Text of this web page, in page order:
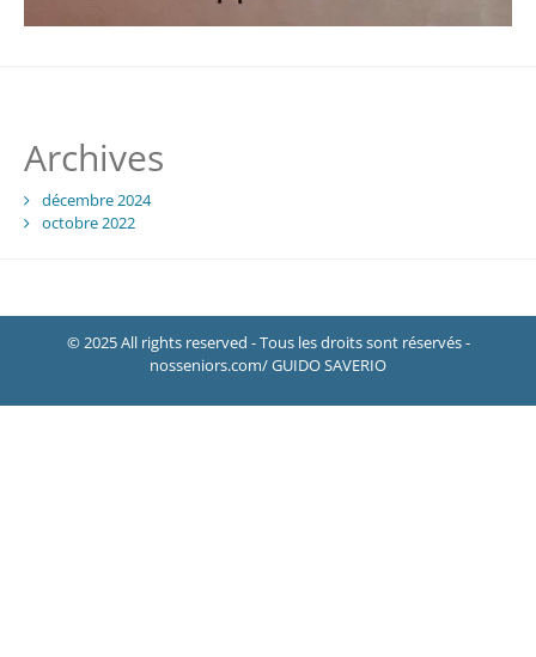
Archives
décembre 2024
octobre 2022
© 2025 All rights reserved - Tous les droits sont réservés -
nosseniors.com/ GUIDO SAVERIO